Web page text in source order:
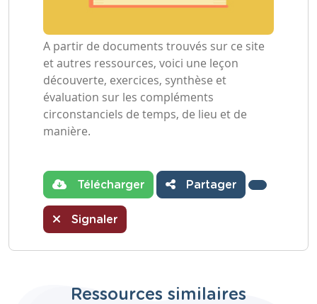
A partir de documents trouvés sur ce site
et autres ressources, voici une leçon
découverte, exercices, synthèse et
évaluation sur les compléments
circonstanciels de temps, de lieu et de
manière.
Télécharger Partager
Signaler
Ressources similaires